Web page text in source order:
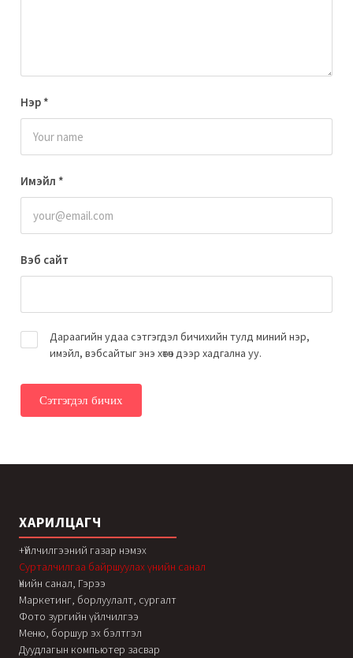
Нэр *
Имэйл *
Вэб сайт
Дараагийн удаа сэтгэгдэл бичихийн тулд миний нэр,
имэйл, вэбсайтыг энэ хөтөч дээр хадгална уу.
ХАРИЛЦАГЧ
+Үйлчилгээний газар нэмэх
Сурталчилгаа байршуулах үнийн санал
Үнийн санал, Гэрээ
Маркетинг, борлуулалт, сургалт
Фото зургийн үйлчилгээ
Меню, боршур эх бэлтгэл
Дуудлагын компьютер засвар